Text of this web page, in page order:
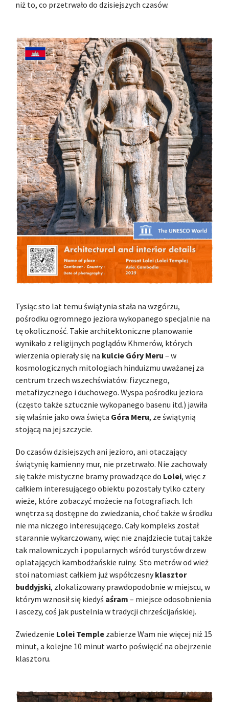
niż to, co przetrwało do dzisiejszych czasów.
Tysiąc sto lat temu świątynia stała na wzgórzu,
pośrodku ogromnego jeziora wykopanego specjalnie na
tę okoliczność. Takie architektoniczne planowanie
wynikało z religijnych poglądów Khmerów, których
wierzenia opierały się na kulcie Góry Meru – w
kosmologicznych mitologiach hinduizmu uważanej za
centrum trzech wszechświatów: fizycznego,
metafizycznego i duchowego. Wyspa pośrodku jeziora
(często także sztucznie wykopanego basenu itd.) jawiła
się właśnie jako owa święta Góra Meru, ze świątynią
stojącą na jej szczycie.
Do czasów dzisiejszych ani jezioro, ani otaczający
świątynię kamienny mur, nie przetrwało. Nie zachowały
się także mistyczne bramy prowadzące do Lolei, więc z
całkiem interesującego obiektu pozostały tylko cztery
wieże, które zobaczyć możecie na fotografiach. Ich
wnętrza są dostępne do zwiedzania, choć także w środku
nie ma niczego interesującego. Cały kompleks został
starannie wykarczowany, więc nie znajdziecie tutaj także
tak malowniczych i popularnych wśród turystów drzew
oplatających kambodżańskie ruiny. Sto metrów od wież
stoi natomiast całkiem już współczesnyklasztor
buddyjski, zlokalizowany prawdopodobnie w miejscu, w
którym wznosił się kiedyś aśram – miejsce odosobnienia
i ascezy, coś jak pustelnia w tradycji chrześcijańskiej.
Zwiedzenie Lolei Temple zabierze Wam nie więcej niż 15
minut, a kolejne 10 minut warto poświęcić na obejrzenie
klasztoru.